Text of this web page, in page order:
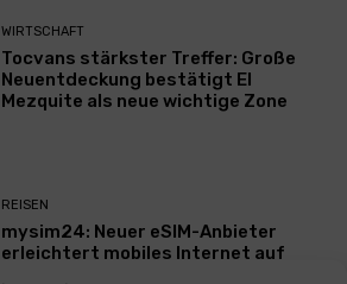
WIRTSCHAFT
Tocvans stärkster Treffer: Große
Neuentdeckung bestätigt El
Mezquite als neue wichtige Zone
REISEN
mysim24: Neuer eSIM-Anbieter
erleichtert mobiles Internet auf